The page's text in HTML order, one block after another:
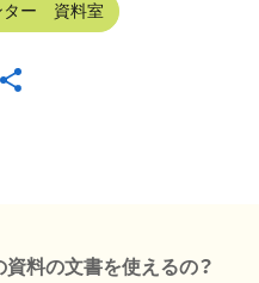
ター 資料室
料の文書を使えるの？